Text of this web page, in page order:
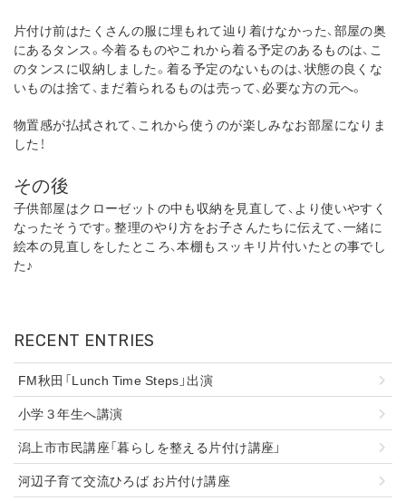
片付け前はたくさんの服に埋もれて辿り着けなかった、部屋の奥
にあるタンス。今着るものやこれから着る予定のあるものは、こ
のタンスに収納しました。着る予定のないものは、状態の良くな
いものは捨て、まだ着られるものは売って、必要な方の元へ。
物置感が払拭されて、これから使うのが楽しみなお部屋になりま
した！
その後
子供部屋はクローゼットの中も収納を見直して、より使いやすく
なったそうです。整理のやり方をお子さんたちに伝えて、一緒に
絵本の見直しをしたところ、本棚もスッキリ片付いたとの事でし
た♪
RECENT ENTRIES
FM秋田「Lunch Time Steps」出演
小学３年生へ講演
潟上市市民講座「暮らしを整える片付け講座」
河辺子育て交流ひろば お片付け講座